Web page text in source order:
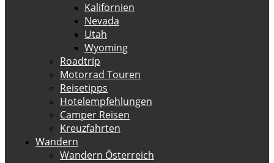
Kalifornien
Nevada
Utah
Wyoming
Roadtrip
Motorrad Touren
Reisetipps
Hotelempfehlungen
Camper Reisen
Kreuzfahrten
Wandern
Wandern Österreich